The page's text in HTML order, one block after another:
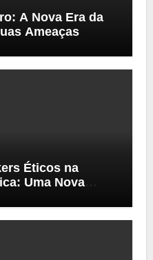
A Nova Era da
Ameaças
Éticos na
Uma Nova